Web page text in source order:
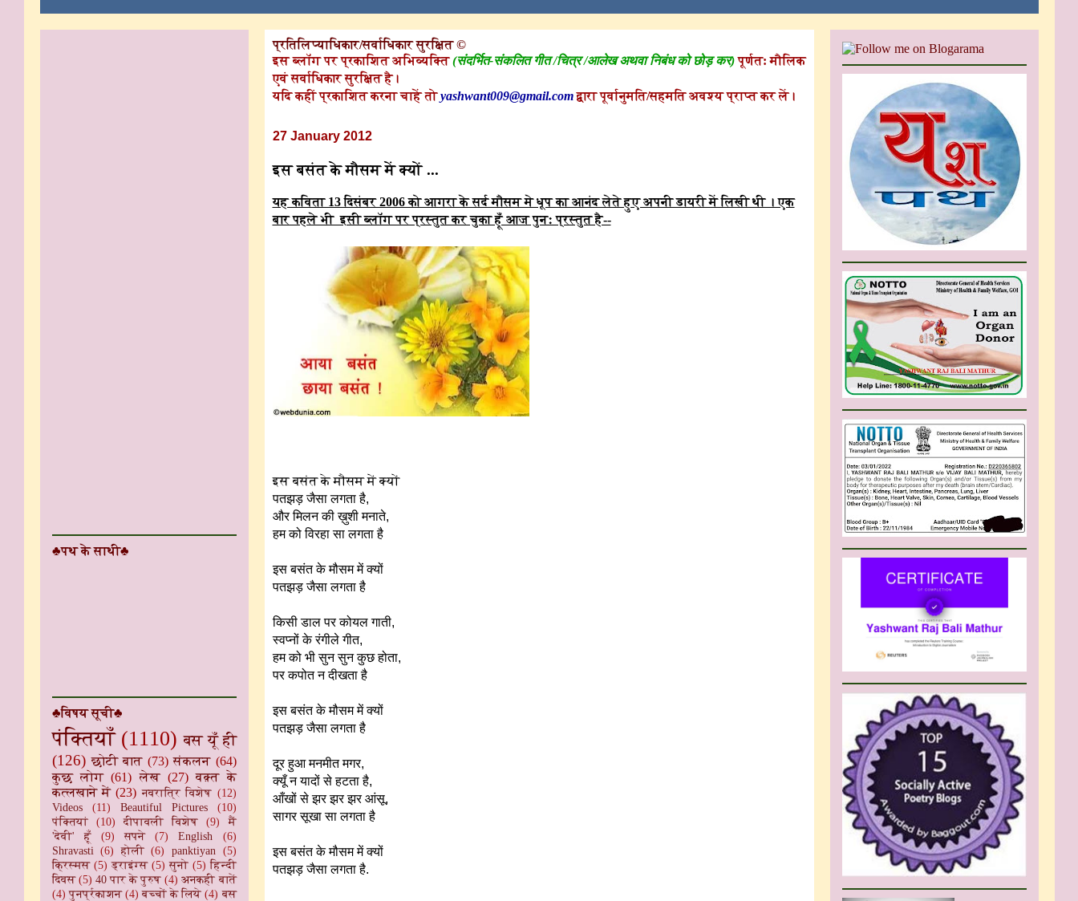
प्रतिलिप्याधिकार/सर्वाधिकार सुरक्षित ©
इस ब्लॉग पर प्रकाशित अभिव्यक्ति (संदर्भित-संकलित गीत /चित्र /आलेख अथवा निबंध को छोड़ कर) पूर्णत: मौलिक
एवं सर्वाधिकार सुरक्षित है।
यदि कहीं प्रकाशित करना चाहें तो yashwant009@gmail.comद्वारा पूर्वानुमति/सहमति अवश्य प्राप्त कर लें।
27 January 2012
इस बसंत के मौसम में क्यों ...
यह कविता 13 दिसंबर 2006 को आगरा के सर्द मौसम मे धूप का आनंद लेते हुए अपनी डायरी में लिखी थी । एक
बार पहले भी इसी ब्लॉग पर प्रस्तुत कर चुका हूँ आज पुनः प्रस्तुत है--
इस बसंत के मौसम में क्यों
पतझड़ जैसा लगता है,
और मिलन की ख़ुशी मनाते,
हम को विरहा सा लगता है
इस बसंत के मौसम में क्यों
पतझड़ जैसा लगता है
किसी डाल पर कोयल गाती,
स्वप्नों के रंगीले गीत,
हम को भी सुन सुन कुछ होता,
पर कपोत न दीखता है
इस बसंत के मौसम में क्यों
पतझड़ जैसा लगता है
दूर हुआ मनमीत मगर,
क्यूँ न यादों से हटता है,
आँखों से झर झर झर आंसू,
सागर सूखा सा लगता है
इस बसंत के मौसम में क्यों
पतझड़ जैसा लगता है.
♣पथ के साथी♣
♣विषय सूची♣
पंक्तियाँ (1110) बस यूँ ही
(126) छोटी बात (73) संकलन (64)
कुछ लोग (61) लेख (27) वक़्त के
कत्लखाने में (23) नवरात्रि विशेष (12)
Videos
(11) Beautiful Pictures
(10)
पंक्तियां
(10) दीपावली विशेष (9)
मैं
'देवी' हूँ
(9) सपने (7) English
(6)
Shravasti (6) होली (6) panktiyan
(5)
क्रिस्मस (5) ड्राइंग्स (5) सुनो (5) हिन्दी
दिवस (5) 40 पार के पुरुष (4) अनकही बातें
(4) पुनर्प्रकाशन (4) बच्चों के लिये (4) बस